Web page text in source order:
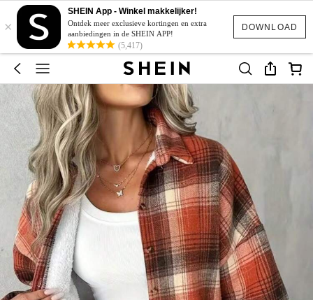
DOWNLOAD
×
SHEIN App - Winkel makkelijker!
Ontdek meer exclusieve kortingen en extra
aanbiedingen in de SHEIN APP!
(5,417)